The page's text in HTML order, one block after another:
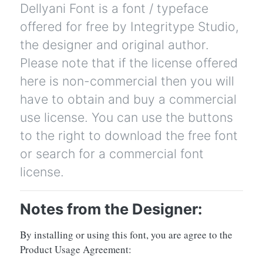
Dellyani Font is a font / typeface
offered for free by Integritype Studio,
the designer and original author.
Please note that if the license offered
here is non-commercial then you will
have to obtain and buy a commercial
use license. You can use the buttons
to the right to download the free font
or search for a commercial font
license.
Notes from the Designer:
By installing or using this font, you are agree to the
Product Usage Agreement: